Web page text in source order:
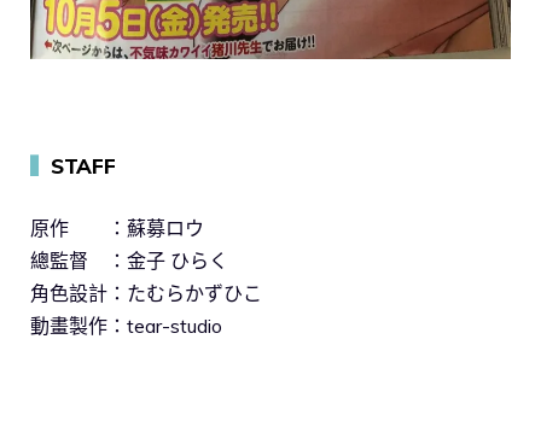
STAFF
原作 ：蘇募ロウ
總監督 ：金子 ひらく
角色設計：たむらかずひこ
動畫製作：tear-studio